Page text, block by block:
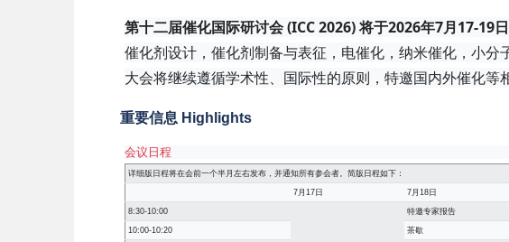
第十二届催化国际研讨会 (ICC 2026) 将于2026年7月17-19日
催化剂设计，催化剂制备与表征，电催化，纳米催化，小
大会将继续遵循学术性、国际性的原则，特邀国内外催化等
重要信息 Highlights
会议日程
详细版日程将在会前一个半月左右发布，并通知所有参会者。简版日程如下：
7月17日 7月18日
8:30-10:00 特邀专家报告
10:00-10:20 茶歇